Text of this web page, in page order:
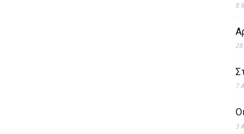
8
28
7
3